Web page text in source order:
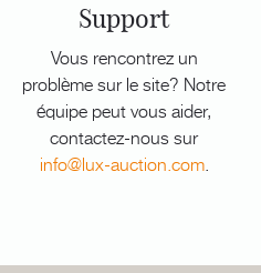
Support
Vous rencontrez un
problème sur le site? Notre
équipe peut vous aider,
contactez-nous sur
info@lux-auction.com.